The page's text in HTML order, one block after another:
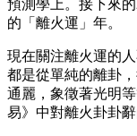
預測學上。接下來
的「離火運」年。
現在關注離火運的
都是從單純的離卦
通麗，象徵著光明
易》中對離火卦卦辭